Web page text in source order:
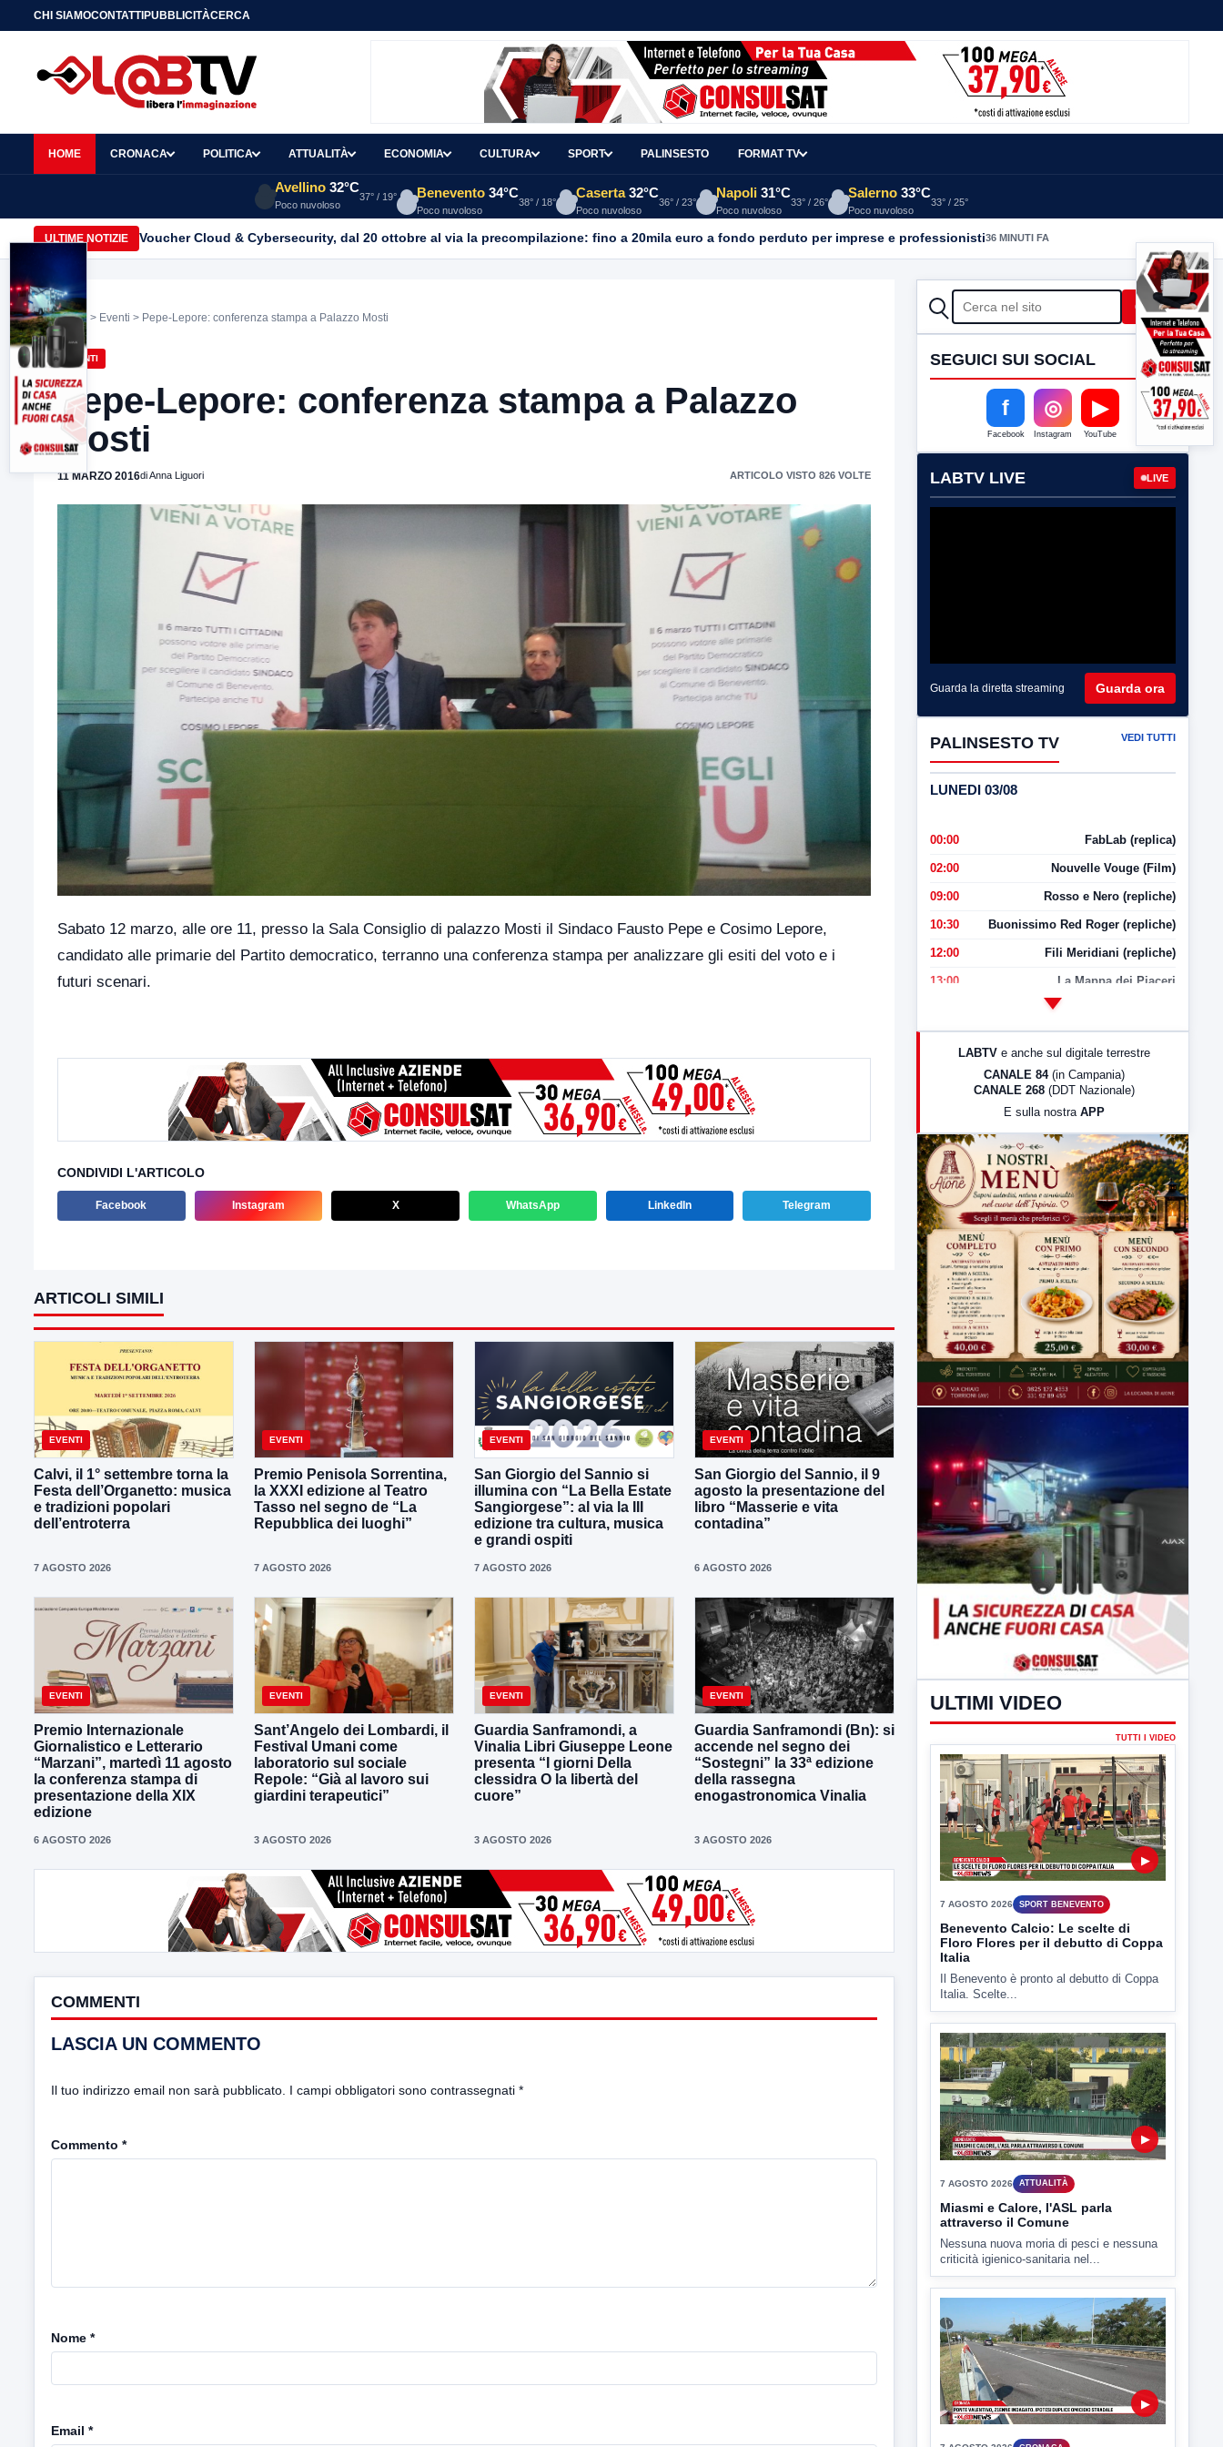
CHI SIAMOCONTATTIPUBBLICITÀCERCA
HOME CRONACA POLITICA ATTUALITÀ ECONOMIA CULTURA SPORT PALINSESTO FORMAT TV
Avellino 32°C
Poco nuvoloso
37° / 19° Benevento 34°C
Poco nuvoloso
38° / 18°
Caserta 32°C
Poco nuvoloso
36° / 23°
Napoli 31°C
Poco nuvoloso
33° / 26°
Salerno 33°C
Poco nuvoloso
33° / 25°
ULTIME NOTIZIE Voucher Cloud & Cybersecurity, dal 20 ottobre al via la precompilazione: fino a 20mila euro a fondo perduto per imprese e professionisti36 MINUTI FA
Home > Eventi > Pepe-Lepore: conferenza stampa a Palazzo Mosti
EVENTI
Pepe-Lepore: conferenza stampa a Palazzo
Mosti
11 MARZO 2016di Anna Liguori ARTICOLO VISTO 826 VOLTE
Sabato 12 marzo, alle ore 11, presso la Sala Consiglio di palazzo Mosti il Sindaco Fausto Pepe e Cosimo Lepore,
candidato alle primarie del Partito democratico, terranno una conferenza stampa per analizzare gli esiti del voto e i
futuri scenari.
CONDIVIDI L'ARTICOLO
Facebook Instagram X WhatsApp LinkedIn Telegram
ARTICOLI SIMILI
EVENTI
Calvi, il 1° settembre torna la
Festa dell’Organetto: musica
e tradizioni popolari
dell’entroterra
7 AGOSTO 2026
EVENTI
Premio Penisola Sorrentina,
la XXXI edizione al Teatro
Tasso nel segno de “La
Repubblica dei luoghi”
7 AGOSTO 2026
EVENTI
San Giorgio del Sannio si
illumina con “La Bella Estate
Sangiorgese”: al via la III
edizione tra cultura, musica
e grandi ospiti
7 AGOSTO 2026
EVENTI
San Giorgio del Sannio, il 9
agosto la presentazione del
libro “Masserie e vita
contadina”
6 AGOSTO 2026
EVENTI
Premio Internazionale
Giornalistico e Letterario
“Marzani”, martedì 11 agosto
la conferenza stampa di
presentazione della XIX
edizione
6 AGOSTO 2026
EVENTI
Sant’Angelo dei Lombardi, il
Festival Umani come
laboratorio sul sociale
Repole: “Già al lavoro sui
giardini terapeutici”
3 AGOSTO 2026
EVENTI
Guardia Sanframondi, a
Vinalia Libri Giuseppe Leone
presenta “I giorni Della
clessidra O la libertà del
cuore”
3 AGOSTO 2026
EVENTI
Guardia Sanframondi (Bn): si
accende nel segno dei
“Sostegni” la 33ª edizione
della rassegna
enogastronomica Vinalia
3 AGOSTO 2026
COMMENTI
LASCIA UN COMMENTO
Il tuo indirizzo email non sarà pubblicato. I campi obbligatori sono contrassegnati *
Commento *
Nome *
Email *
CERCA Cerca
SEGUICI SUI SOCIAL
f
Facebook
◎
Instagram
▶
YouTube
LABTV LIVE LIVE
Guarda la diretta streaming Guarda ora
PALINSESTO TV VEDI TUTTI
LUNEDI 03/08
00:00 FabLab (replica)
02:00 Nouvelle Vouge (Film)
09:00 Rosso e Nero (repliche)
10:30 Buonissimo Red Roger (repliche)
12:00 Fili Meridiani (repliche)
13:00 La Mappa dei Piaceri
LabNews (Diretta)
23:00 LabNews (replica)
LABTV e anche sul digitale terrestre
CANALE 84 (in Campania)
CANALE 268 (DDT Nazionale)
E sulla nostra APP
ULTIMI VIDEO
TUTTI I VIDEO
7 AGOSTO 2026 SPORT BENEVENTO
Benevento Calcio: Le scelte di
Floro Flores per il debutto di Coppa
Italia
Il Benevento è pronto al debutto di Coppa
Italia. Scelte...
Miasmi e Calore, l'ASL parla
attraverso il Comune
Nessuna nuova moria di pesci e nessuna
criticità igienico-sanitaria nel...